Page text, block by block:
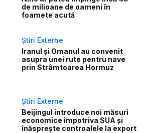
de milioane de oameni în
foamete acută
Știri Externe
Iranul și Omanul au convenit
asupra unei rute pentru nave
prin Strâmtoarea Hormuz
Știri Externe
Beijingul introduce noi măsuri
economice împotriva SUA și
înăsprește controalele la export